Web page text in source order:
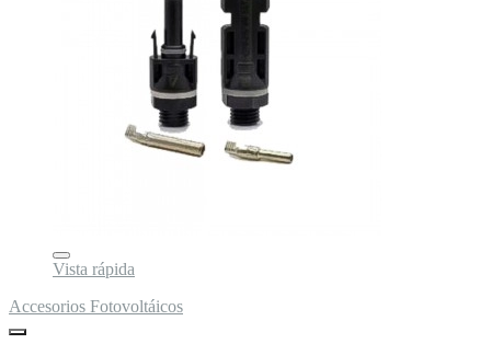
Vista rápida
Accesorios Fotovoltáicos